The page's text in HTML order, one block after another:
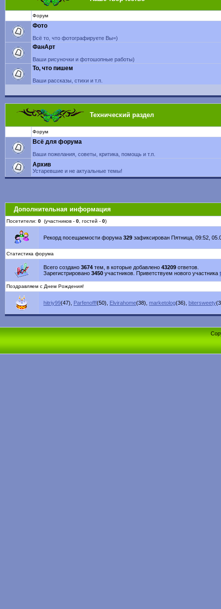
Форум
Фото
Всё то, что фотографируете Вы=)
ФанАрт
Ваши рисуночки и фотошопные работы)
То, что пишем
Ваши рассказы, стихи и т.п.
Технический раздел
Форум
Всё для форума
Ваши пожелания, советы, критика, помощь и т.п.
Архив
Устаревшие и не актуальные темы!
Дополнительная информация
Посетители: 0 (участников - 0 , гостей - 0)
Рекорд посещаемости форума 329 зафиксирован Пятница, 09:52,
Статистика форума
Всего создано 3674 тем, в которые добавлено 43209 ответов.
Зарегистрировано 3450 участников. Приветствуем нового участника
Поздравляем с Днем Рождения!
hitriy99(47) Parfenofff(50) Elvirahome(38) marketolog(36) bitersweety